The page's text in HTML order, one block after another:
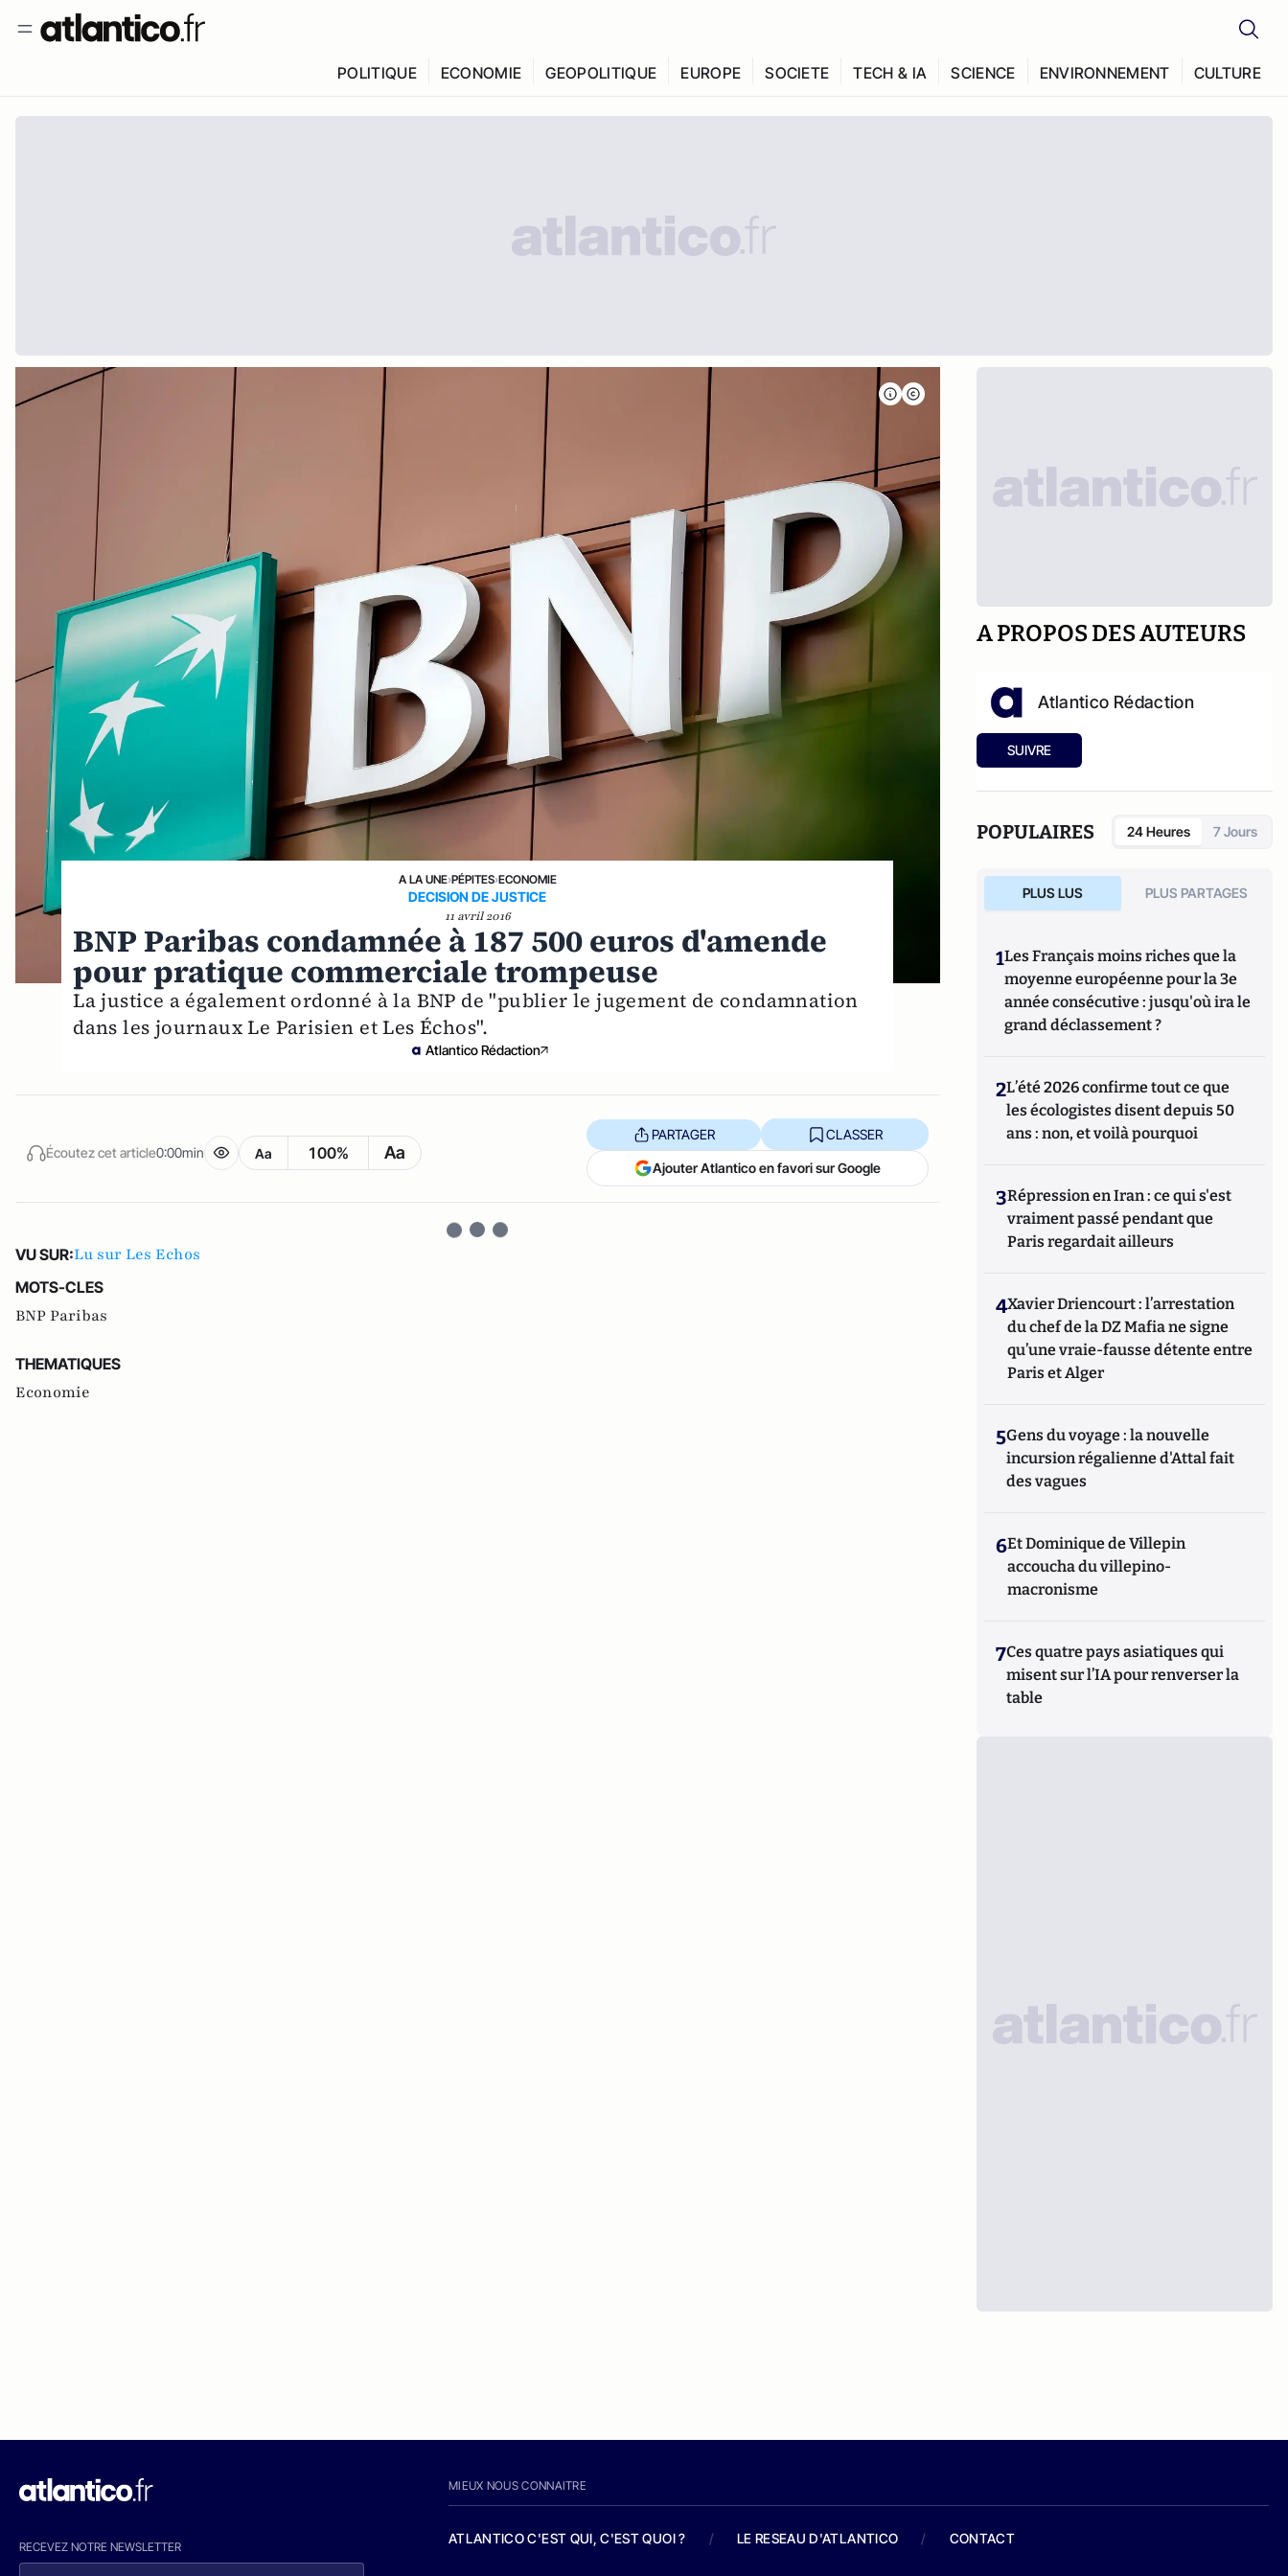
POLITIQUE ECONOMIE GEOPOLITIQUE EUROPE SOCIETE TECH & IA SCIENCE ENVIRONNEMENT CULTURE
A LA UNE›PÉPITES›ECONOMIE
DECISION DE JUSTICE
11 avril 2016
BNP Paribas condamnée à 187 500 euros d'amende
pour pratique commerciale trompeuse
La justice a également ordonné à la BNP de "publier le jugement de condamnation
dans les journaux Le Parisien et Les Échos".
Atlantico Rédaction
Écoutez cet article0:00min Aa 100% Aa
PARTAGER CLASSER
Ajouter Atlantico en favori sur Google
VU SUR:Lu sur Les Echos
MOTS-CLES
BNP Paribas
THEMATIQUES
Economie
A PROPOS DES AUTEURS
Atlantico Rédaction
SUIVRE
POPULAIRES 24 Heures 7 Jours
PLUS LUS PLUS PARTAGES
1Les Français moins riches que la
moyenne européenne pour la 3e
année consécutive : jusqu'où ira le
grand déclassement ?
2L’été 2026 confirme tout ce que
les écologistes disent depuis 50
ans : non, et voilà pourquoi
3Répression en Iran : ce qui s'est
vraiment passé pendant que
Paris regardait ailleurs
4Xavier Driencourt : l’arrestation
du chef de la DZ Mafia ne signe
qu’une vraie-fausse détente entre
Paris et Alger
5Gens du voyage : la nouvelle
incursion régalienne d'Attal fait
des vagues
6Et Dominique de Villepin
accoucha du villepino-
macronisme
7Ces quatre pays asiatiques qui
misent sur l’IA pour renverser la
table
RECEVEZ NOTRE NEWSLETTER
MIEUX NOUS CONNAITRE
ATLANTICO C'EST QUI, C'EST QUOI ? / LE RESEAU D'ATLANTICO / CONTACT